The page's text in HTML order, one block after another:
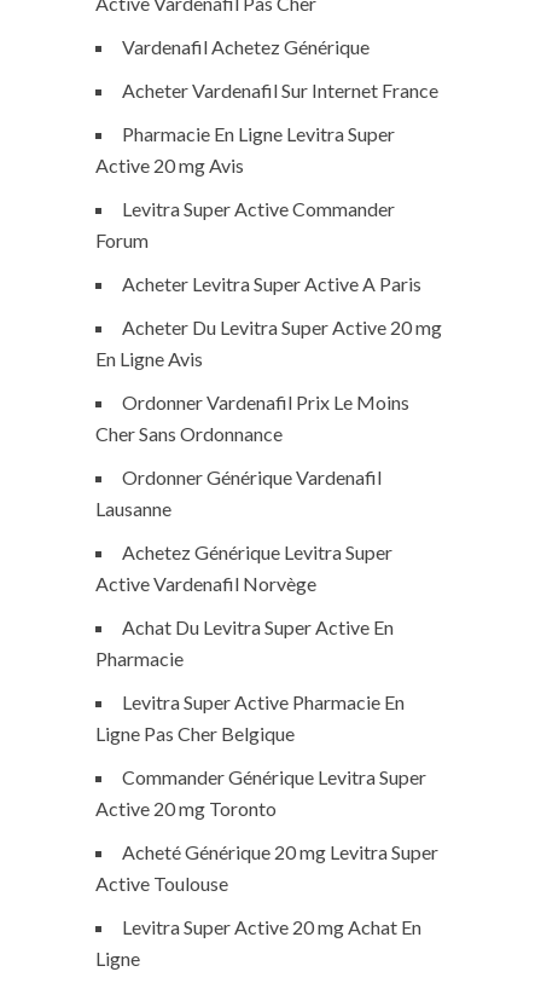
Vardenafil Achetez Générique
Acheter Vardenafil Sur Internet France
Pharmacie En Ligne Levitra Super
Active 20 mg Avis
Levitra Super Active Commander
Forum
Acheter Levitra Super Active A Paris
Acheter Du Levitra Super Active 20 mg
En Ligne Avis
Ordonner Vardenafil Prix Le Moins
Cher Sans Ordonnance
Ordonner Générique Vardenafil
Lausanne
Achetez Générique Levitra Super
Active Vardenafil Norvège
Achat Du Levitra Super Active En
Pharmacie
Levitra Super Active Pharmacie En
Ligne Pas Cher Belgique
Commander Générique Levitra Super
Active 20 mg Toronto
Acheté Générique 20 mg Levitra Super
Active Toulouse
Levitra Super Active 20 mg Achat En
Ligne